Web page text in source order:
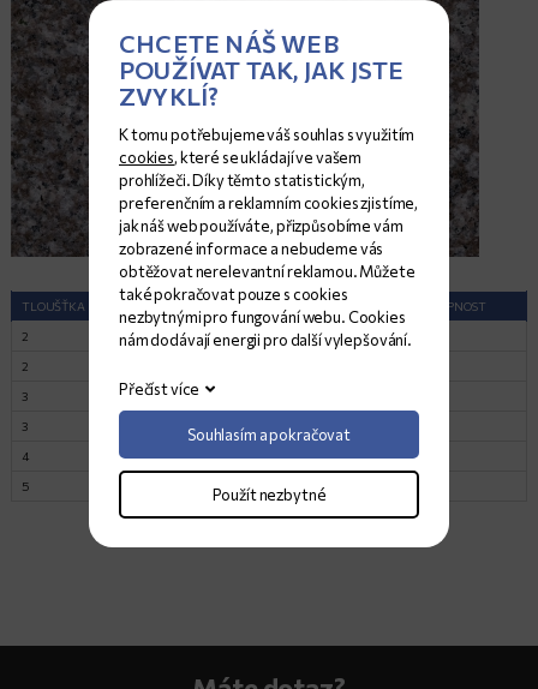
TLOUŠŤKA (CM) ROZMĚRY (CM) DOSTUPNOST
2 cca 90x260 Lesk 36
2
3 cca 90x260
3 cca 90x260 Opalovaný
4 cca 90x260 Lesk 7
5 cca 160x260 Lesk
CHCETE NÁŠ WEB
POUŽÍVAT TAK, JAK JSTE
ZVYKLÍ?
K tomu potřebujeme váš souhlas s využitím
cookies, které se ukládají ve vašem
prohlížeči. Díky těmto statistickým,
preferenčním a reklamním cookies zjistíme,
jak náš web používáte, přizpůsobíme vám
zobrazené informace a nebudeme vás
obtěžovat nerelevantní reklamou. Můžete
také pokračovat pouze s cookies
nezbytnými pro fungování webu. Cookies
nám dodávají energii pro další vylepšování.
Přečíst více
Souhlasím a pokračovat
Použít nezbytné